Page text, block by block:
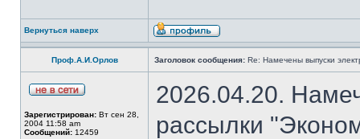
Вернуться наверх
Проф.А.И.Орлов Заголовок сообщения: Re: Намечены выпуски
Зарегистрирован: Вт сен 28,
2004 11:58 am
Сообщений: 12459
2026.04.20.
рассылки